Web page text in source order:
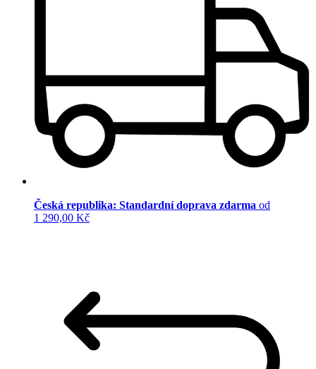
Česká republika: Standardní doprava zdarma od
1 290,00 Kč